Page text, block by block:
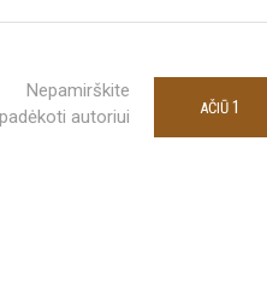
Nepamirškite
padėkoti autoriui
AČIŪ 1